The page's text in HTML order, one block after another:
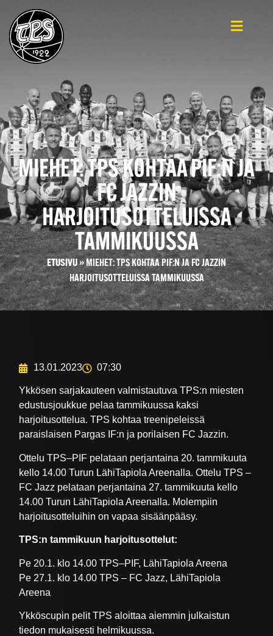
MIEHET: TPS KOHTAA PIF:N JA
FC JAZZIN
HARJOITUSOTTELUISSA
TAMMIKUUSSA
ETUSIVU»MIEHET: TPS KOHTAA PIF:N JA FC JAZZIN
HARJOITUSOTTELUISSA TAMMIKUUSSA
13.01.2023 07:30
Ykkösen sarjakauteen valmistautuva TPS:n miesten
edustusjoukkue pelaa tammikuussa kaksi
harjoitusottelua. TPS kohtaa treenipeleissä
paraislaisen Pargas IF:n ja porilaisen FC Jazzin.
Ottelu TPS–PIF pelataan perjantaina 20. tammikuuta
kello 14.00 Turun LähiTapiola Areenalla. Ottelu TPS –
FC Jazz pelataan perjantaina 27. tammikuuta kello
14.00 Turun LähiTapiola Areenalla. Molempiin
harjoitusotteluihin on vapaa sisäänpääsy.
TPS:n tammikuun harjoitusottelut:
Pe 20.1. klo 14.00 TPS–PIF, LähiTapiola Areena
Pe 27.1. klo 14.00 TPS – FC Jazz, LähiTapiola
Areena
Ykköscupin pelit TPS aloittaa aiemmin julkaistun
tiedon mukaisesti helmikuussa.